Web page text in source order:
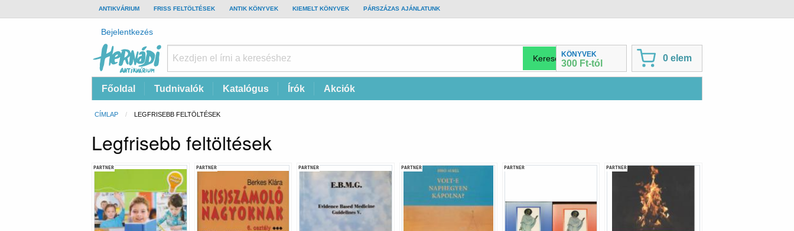
TOP
BAR
ANTIKVÁRIUM FRISS FELTÖLTÉSEK ANTIK KÖNYVEK KIEMELT KÖNYVEK PÁRSZÁZAS AJÁNLATUNK
Felhasználói
fiók
menüje
Bejelentkezés
Antikvárium
Online
KÖNYVEK
300 Ft-tól
0 elem
Fő
navigáció
Főoldal Tudnivalók Katalógus Írók Akciók
Morzsa
CÍMLAP CURRENT:
LEGFRISEBB FELTÖLTÉSEK
Legfrisebb feltöltések
PARTNER PARTNER PARTNER PARTNER PARTNER PARTNER